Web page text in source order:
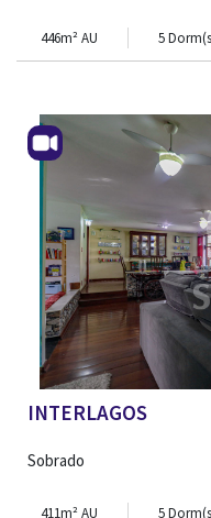
446m² AU 5
INTERLAGOS
Sobrado
411m² AU 5